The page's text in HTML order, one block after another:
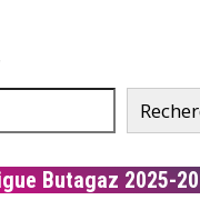
Butagaz 2025-